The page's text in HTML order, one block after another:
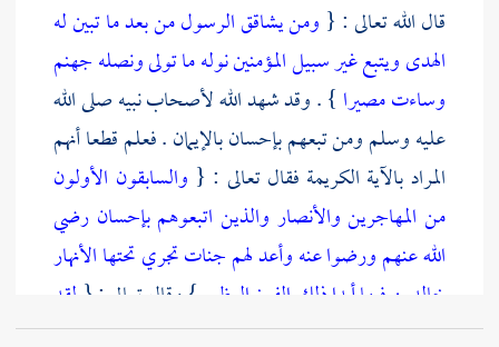
قال الله تعالى : { ومن يشاقق الرسول من بعد ما تبين له
الهدى ويتبع غير سبيل المؤمنين نوله ما تولى ونصله جهنم
وساءت مصيرا } . وقد شهد الله لأصحاب نبيه صلى الله
عليه وسلم ومن تبعهم بإحسان بالإيمان . فعلم قطعا أنهم
المراد بالآية الكريمة فقال تعالى : { والسابقون الأولون
من المهاجرين والأنصار والذين اتبعوهم بإحسان رضي
الله عنهم ورضوا عنه وأعد لهم جنات تجري تحتها الأنهار
خالدين فيها أبدا ذلك الفوز العظيم } وقال تعالى : { لقد
رضي الله عن المؤمنين إذ يبايعونك تحت الشجرة فعلم ما